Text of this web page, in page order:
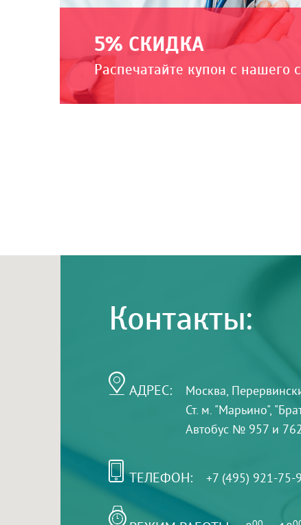
5% СКИДКА
Распечатайте купон с нашего
Контакты:
АДРЕС:
Москва,
Ст. м. "Марьино",
Автобус № 957 и
ТЕЛЕФОН: +7 (495) 921-75-